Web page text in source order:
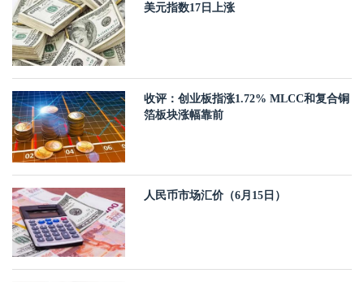
美元指数17日上涨
收评：创业板指涨1.72% MLCC和复合铜
箔板块涨幅靠前
人民币市场汇价（6月15日）